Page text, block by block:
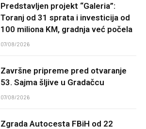
Predstavljen projekt “Galeria”:
Toranj od 31 sprata i investicija od
100 miliona KM, gradnja već počela
07/08/2026
Završne pripreme pred otvaranje
53. Sajma šljive u Gradačcu
07/08/2026
Zgrada Autocesta FBiH od 22